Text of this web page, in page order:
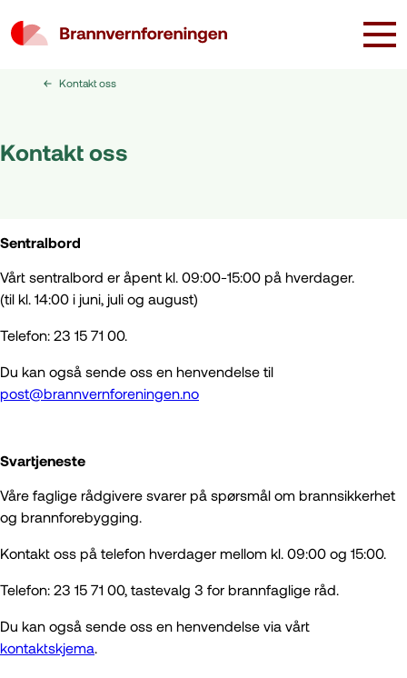
Kontakt oss
Kontakt oss
Sentralbord
Vårt sentralbord er åpent kl. 09:00-15:00 på hverdager.
(til kl. 14:00 i juni, juli og august)
Telefon: 23 15 71 00.
Du kan også sende oss en henvendelse til
post@brannvernforeningen.no
Svartjeneste
Våre faglige rådgivere svarer på spørsmål om brannsikkerhet
og brannforebygging.
Kontakt oss på telefon hverdager mellom kl. 09:00 og 15:00.
Telefon: 23 15 71 00, tastevalg 3 for brannfaglige råd.
Du kan også sende oss en henvendelse via vårt
kontaktskjema.